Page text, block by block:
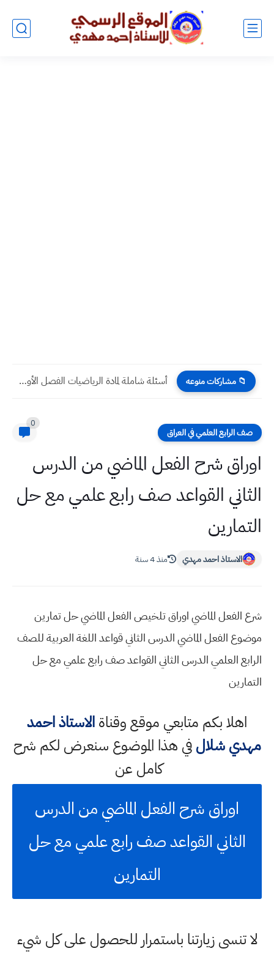
📁 مشاركات منوعه أسئلة شاملة لمادة الرياضيات الفصل الأول وبداية الفصل الثاني مع...
صف الرابع العلمي في العراق
0
اوراق شرح الفعل الماضي من الدرس
الثاني القواعد صف رابع علمي مع حل
التمارين
الاستاذ احمد مهدي منذ 4 سنة
شرع الفعل الماضي اوراق تلخيص الفعل الماضي حل تمارين
موضوع الفعل الماضي الدرس الثاني قواعد اللغة العربية للصف
الرابع العلمي الدرس الثاني القواعد صف رابع علمي مع حل
التمارين
اهلا بكم متابعي موقع وقناةالاستاذ احمد
مهدي شلالفي هذا الموضوع سنعرض لكم شرح
كامل عن
اوراق شرح الفعل الماضي من الدرس
الثاني القواعد صف رابع علمي مع حل
التمارين
لا تنسى زيارتنا باستمرار للحصول على كل شيء